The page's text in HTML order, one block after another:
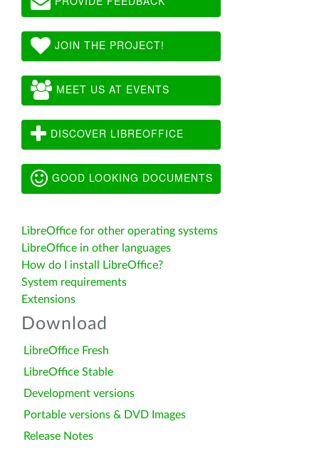
JOIN THE PROJECT!
MEET US AT EVENTS
DISCOVER LIBREOFFICE
GOOD LOOKING DOCUMENTS
LibreOffice for other operating systems
LibreOffice in other languages
How do I install LibreOffice?
System requirements
Extensions
Download
LibreOffice Fresh
LibreOffice Stable
Development versions
Portable versions & DVD Images
Release Notes